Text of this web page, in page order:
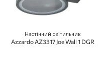
Настінний світильник
Azzardo AZ3317 Joe Wall 1 DGR